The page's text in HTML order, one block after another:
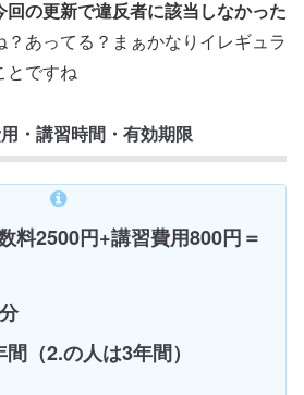
回の更新で違反者に該当しなかった
？あってる？まぁかなりイレギュラ
とですね
・講習時間・有効期限
料2500円+講習費用800円＝
（2.の人は3年間）